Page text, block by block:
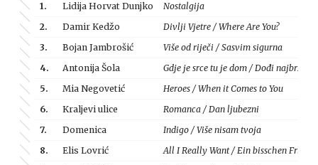
1. Lidija Horvat Dunjko
Nostalgija
2.
Damir Kedžo
Divlji Vjetre / Where Are You?
3.
Bojan Jambrošić
Više od riječi / Sasvim sigurna
4.
Antonija Šola
Gdje je srce tu je dom / Dođi najbrže /
5.
Mia Negovetić
Heroes / When it Comes to You
6.
Kraljevi ulice
Romanca / Dan ljubezni
7.
Domenica
Indigo / Više nisam tvoja
8.
Elis Lovrić
All I Really Want / Ein bisschen